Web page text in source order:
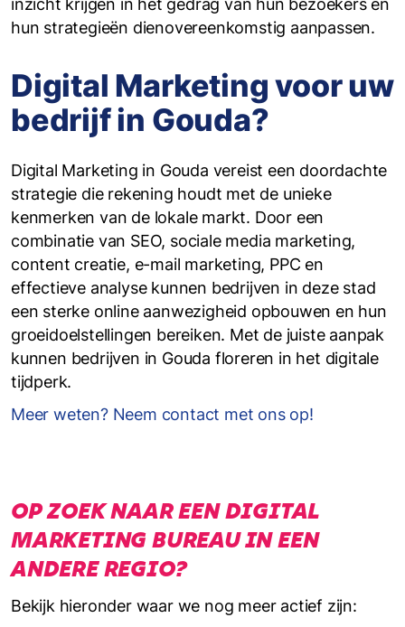
inzicht krijgen in het gedrag van hun bezoekers en
hun strategieën dienovereenkomstig aanpassen.
Digital Marketing voor uw
bedrijf in Gouda?
Digital Marketing in Gouda vereist een doordachte
strategie die rekening houdt met de unieke
kenmerken van de lokale markt. Door een
combinatie van SEO, sociale media marketing,
content creatie, e-mail marketing, PPC en
effectieve analyse kunnen bedrijven in deze stad
een sterke online aanwezigheid opbouwen en hun
groeidoelstellingen bereiken. Met de juiste aanpak
kunnen bedrijven in Gouda floreren in het digitale
tijdperk.
Meer weten? Neem contact met ons op!
OP ZOEK NAAR EEN DIGITAL
MARKETING BUREAU IN EEN
ANDERE REGIO?
Bekijk hieronder waar we nog meer actief zijn: